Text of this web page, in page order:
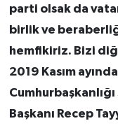
parti olsak da
birlik ve
hemfikiriz. Bizi
2019 Kasım
Başkanı Recep